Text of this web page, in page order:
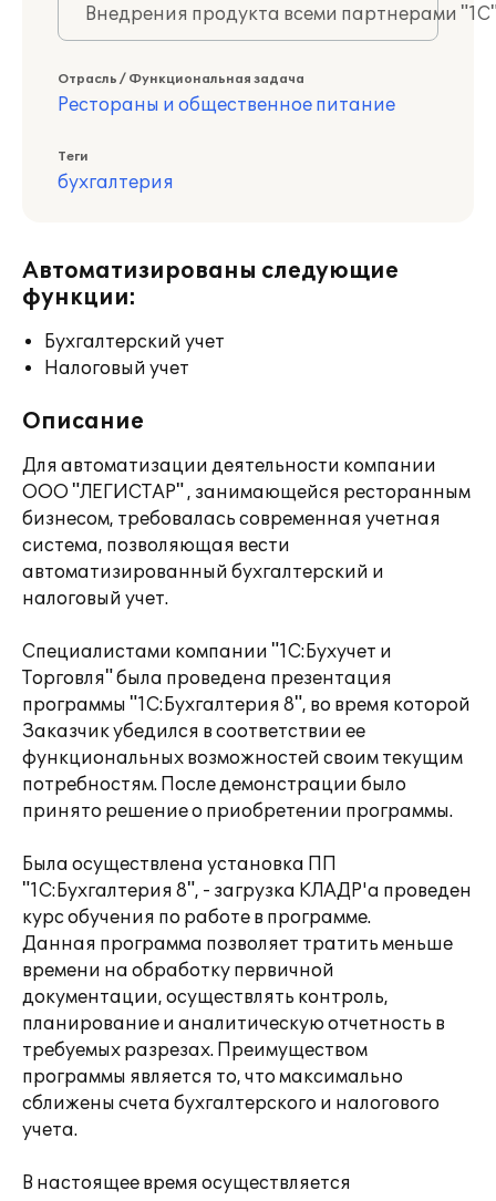
Внедрения продукта всеми партнерами
Отрасль / Функциональная задача
Рестораны и общественное питание
Теги
бухгалтерия
Автоматизированы следующие
функции:
Бухгалтерский учет
Налоговый учет
Описание
Для автоматизации деятельности компании
ООО "ЛЕГИСТАР" , занимающейся ресторанным
бизнесом, требовалась современная учетная
система, позволяющая вести
автоматизированный бухгалтерский и
налоговый учет.
Специалистами компании "1С:Бухучет и
Торговля" была проведена презентация
программы "1С:Бухгалтерия 8", во время которой
Заказчик убедился в соответствии ее
функциональных возможностей своим текущим
потребностям. После демонстрации было
принято решение о приобретении программы.
Была осуществлена установка ПП
"1С:Бухгалтерия 8", - загрузка КЛАДР'a проведен
курс обучения по работе в программе.
Данная программа позволяет тратить меньше
времени на обработку первичной
документации, осуществлять контроль,
планирование и аналитическую отчетность в
требуемых разрезах. Преимуществом
программы является то, что максимально
сближены счета бухгалтерского и налогового
учета.
В настоящее время осуществляется